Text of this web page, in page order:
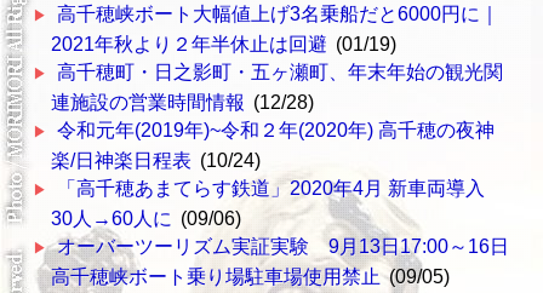
高千穂峡ボート大幅値上げ3名乗船だと6000円に｜
2021年秋より２年半休止は回避 (01/19)
高千穂町・日之影町・五ヶ瀬町、年末年始の観光関
連施設の営業時間情報 (12/28)
令和元年(2019年)~令和２年(2020年) 高千穂の夜神
楽/日神楽日程表 (10/24)
「高千穂あまてらす鉄道」2020年4月 新車両導入
30人→60人に (09/06)
オーバーツーリズム実証実験 9月13日17:00～16日
高千穂峡ボート乗り場駐車場使用禁止 (09/05)